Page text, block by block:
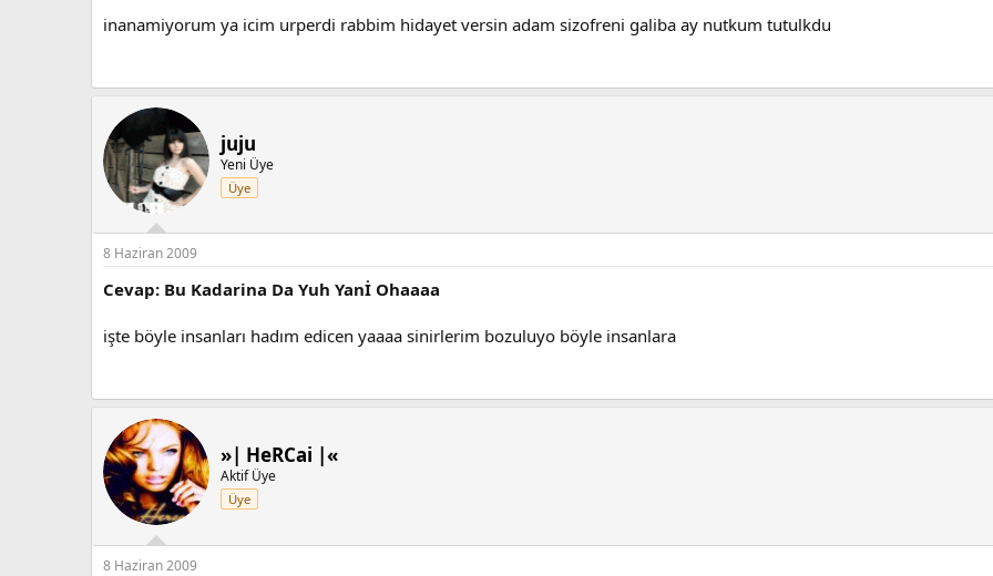
inanamiyorum ya icim urperdi rabbim hidayet versin adam sizofreni galiba ay nutkum tutulkdu
juju
Yeni Üye
Üye
8 Haziran 2009
Cevap: Bu Kadarina Da Yuh Yanİ Ohaaaa
işte böyle insanları hadım edicen yaaaa sinirlerim bozuluyo böyle insanlara
»| HeRCai |«
Aktif Üye
Üye
8 Haziran 2009